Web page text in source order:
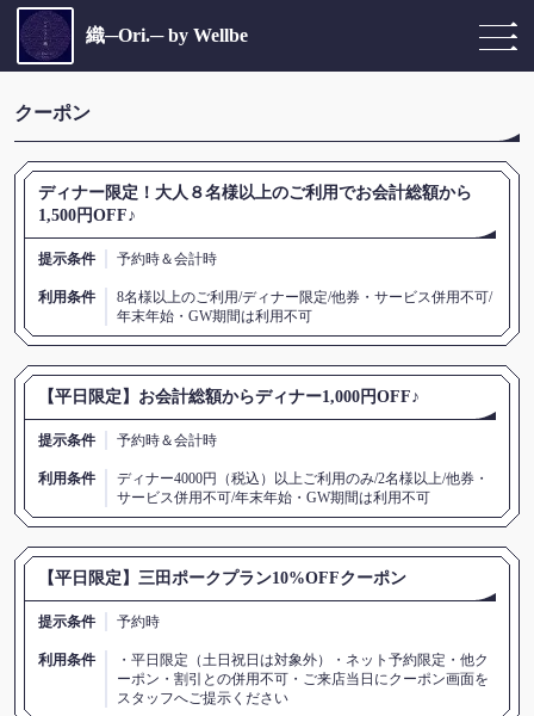
織─Ori.─ by Wellbe
クーポン
ディナー限定！大人８名様以上のご利用でお会計総額から
1,500円OFF♪
提示条件 予約時＆会計時
利用条件
8名様以上のご利用/ディナー限定/他券・サービス併用不可/
年末年始・GW期間は利用不可
【平日限定】お会計総額からディナー1,000円OFF♪
提示条件 予約時＆会計時
利用条件
ディナー4000円（税込）以上ご利用のみ/2名様以上/他券・
サービス併用不可/年末年始・GW期間は利用不可
【平日限定】三田ポークプラン10%OFFクーポン
提示条件 予約時
利用条件
・平日限定（土日祝日は対象外）・ネット予約限定・他ク
ーポン・割引との併用不可・ご来店当日にクーポン画面を
スタッフへご提示ください
この店舗情報をシェアする
クーポン | 織─Ori.─ by Wellbe
兵庫県神戸市北区有馬町332番
https://washokurestaurant-ori.owst.jp/coupons